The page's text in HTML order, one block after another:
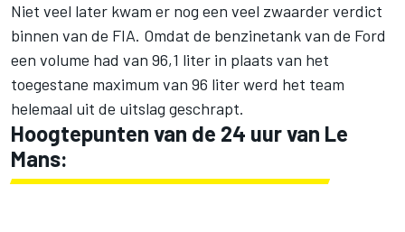
Niet veel later kwam er nog een veel zwaarder verdict
binnen van de FIA. Omdat de benzinetank van de Ford
een volume had van 96,1 liter in plaats van het
toegestane maximum van 96 liter werd het team
helemaal uit de uitslag geschrapt.
Hoogtepunten van de 24 uur van Le
Mans: